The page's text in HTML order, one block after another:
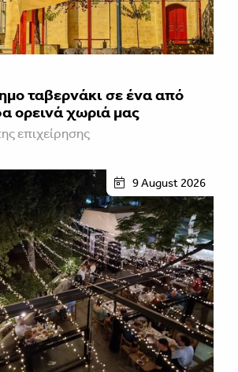
ταβερνάκι σε ένα από
ορεινά χωριά μας
επιχείρησης
9 August 2026